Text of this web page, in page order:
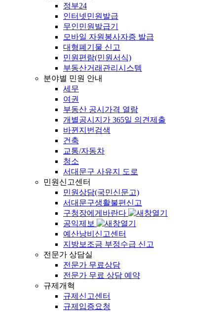
정부24
인터넷민원발급
무인민원발급기
모바일 자원봉사자증 발급
대형폐기물 신고
민원편람(민원서식)
부동산거래관리시스템
분야별 민원 안내
세무
여권
부동산 공시가격 열람
개별공시지가 365일 의견제출
바뀐지번검색
건축
교통/자동차
청소
서대문구 사유지 도로
민원신고센터
민원상담(국민신문고)
서대문구생활불편신고
구청장에게바란다
공익제보
예산낭비신고센터
지방보조금 부정수급 신고
전문가 상담실
전문가 무료상담
전문가 무료 상담 예약
규제개혁
규제신고센터
규제입증요청